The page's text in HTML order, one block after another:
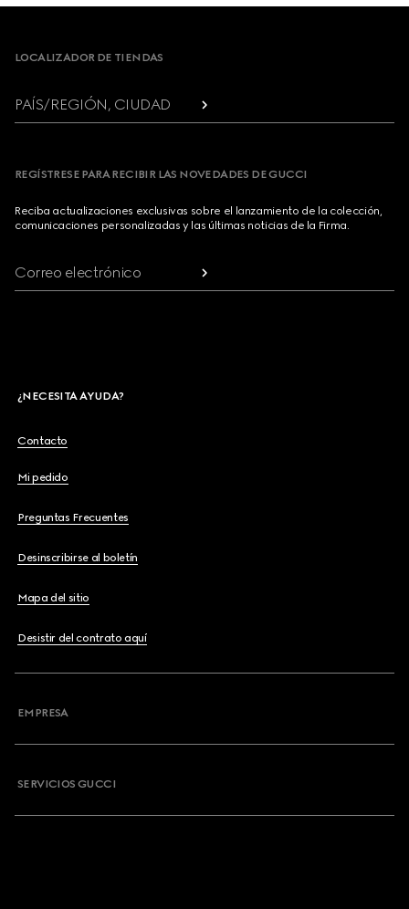
LOCALIZADOR DE TIENDAS
PAÍS/REGIÓN, CIUDAD
REGÍSTRESE PARA RECIBIR LAS NOVEDADES DE GUCCI
Reciba actualizaciones exclusivas sobre el lanzamiento de la colección,
comunicaciones personalizadas y las últimas noticias de la Firma.
Correo electrónico
¿NECESITA AYUDA?
Contacto
Mi pedido
Preguntas Frecuentes
Desinscribirse al boletín
Mapa del sitio
Desistir del contrato aquí
EMPRESA
SERVICIOS GUCCI